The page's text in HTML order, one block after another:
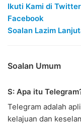
Ikuti Kami di Twitter
Facebook
Soalan Lazim
Soalan Umum
S: Apa itu
Telegram adalah
kelajuan dan